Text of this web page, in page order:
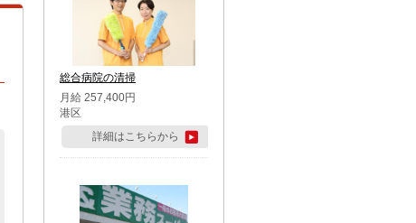
総合病院の清掃
月給 257,400円
港区
詳細はこちらから